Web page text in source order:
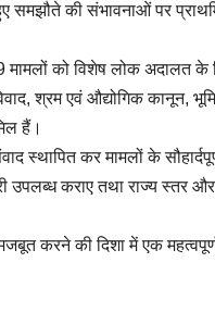
हुए समझौते की संभावनाओं पर
को विशेष लोक अदालत के
श्रम एवं औद्योगिक कानून,
हैं।
स्थापित कर मामलों के
उपलब्ध कराए तथा राज्य स्तर
करने की दिशा में एक